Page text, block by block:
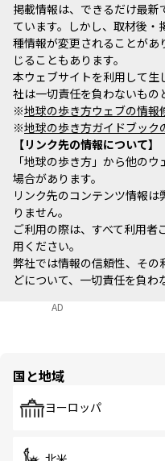
掲載情報は、できるだけ最
ています。しかし、取材後
種情報が変更されることがあ
じることもあります。
本ウェブサイトを利用して
社は一切責任を負わないもの
※地球の歩き方ウェブの情報
※地球の歩き方ガイドブック
リンク先の情報について
「地球の歩き方」から他の
場合があります。
リンク先のコンテンツ情報
りません。
ご利用の際は、すべて利用
用ください。
弊社では情報の信頼性、その
どについて、一切責任を負わ
AD
国と地域
ヨーロッパ